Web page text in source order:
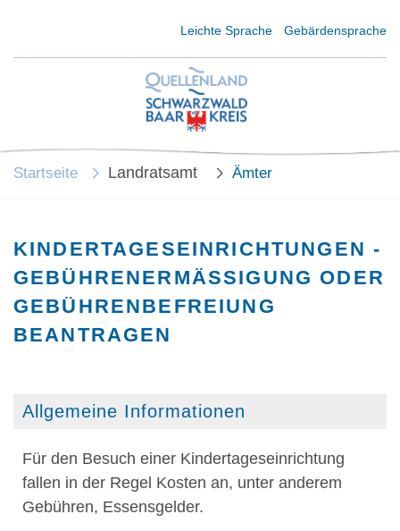
Leichte Sprache Gebärdensprache
Startseite Landratsamt Ämter
KINDERTAGESEINRICHTUNGEN -
GEBÜHRENERMÄSSIGUNG ODER G
EBÜHRENBEFREIUNG B
EANTRAGEN
Allgemeine Informationen
Für den Besuch einer Kindertageseinrichtung
fallen in der Regel Kosten an, unter anderem
Gebühren, Essensgelder.